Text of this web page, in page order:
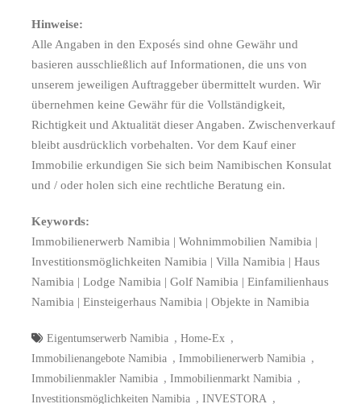
Hinweise:
Alle Angaben in den Exposés sind ohne Gewähr und
basieren ausschließlich auf Informationen, die uns von
unserem jeweiligen Auftraggeber übermittelt wurden. Wir
übernehmen keine Gewähr für die Vollständigkeit,
Richtigkeit und Aktualität dieser Angaben. Zwischenverkauf
bleibt ausdrücklich vorbehalten. Vor dem Kauf einer
Immobilie erkundigen Sie sich beim Namibischen Konsulat
und / oder holen sich eine rechtliche Beratung ein.
Keywords:
Immobilienerwerb Namibia | Wohnimmobilien Namibia |
Investitionsmöglichkeiten Namibia | Villa Namibia | Haus
Namibia | Lodge Namibia | Golf Namibia | Einfamilienhaus
Namibia | Einsteigerhaus Namibia | Objekte in Namibia
Eigentumserwerb Namibia , Home-Ex ,
Immobilienangebote Namibia , Immobilienerwerb Namibia ,
Immobilienmakler Namibia , Immobilienmarkt Namibia ,
Investitionsmöglichkeiten Namibia , INVESTORA ,